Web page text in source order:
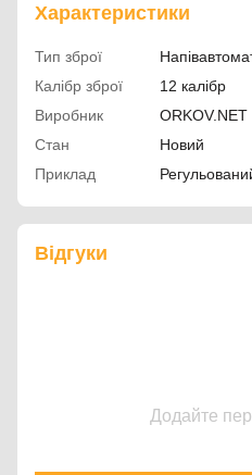
Характеристики
Тип зброї
Калібр зброї
12 калібр
Виробник
ORKOV.NET
Стан
Новий
Приклад
Відгуки
Додайте